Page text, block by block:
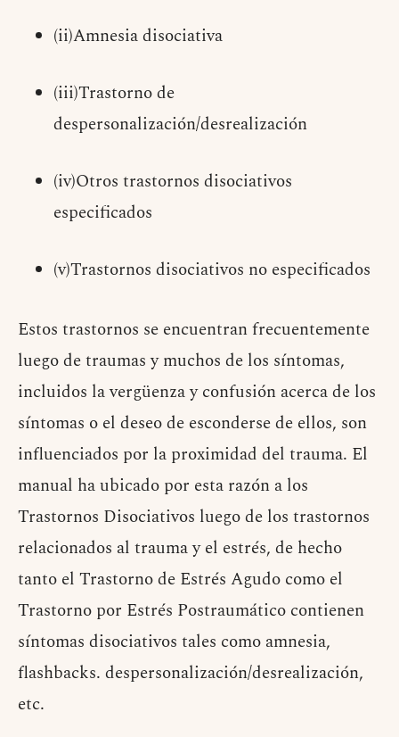
(ii)Amnesia disociativa
(iii)Trastorno de
despersonalización/desrealización
(iv)Otros trastornos disociativos
especificados
(v)Trastornos disociativos no especificados
Estos trastornos se encuentran frecuentemente
luego de traumas y muchos de los síntomas,
incluidos la vergüenza y confusión acerca de los
síntomas o el deseo de esconderse de ellos, son
influenciados por la proximidad del trauma. El
manual ha ubicado por esta razón a los
Trastornos Disociativos luego de los trastornos
relacionados al trauma y el estrés, de hecho
tanto el Trastorno de Estrés Agudo como el
Trastorno por Estrés Postraumático contienen
síntomas disociativos tales como amnesia,
flashbacks. despersonalización/desrealización,
etc.